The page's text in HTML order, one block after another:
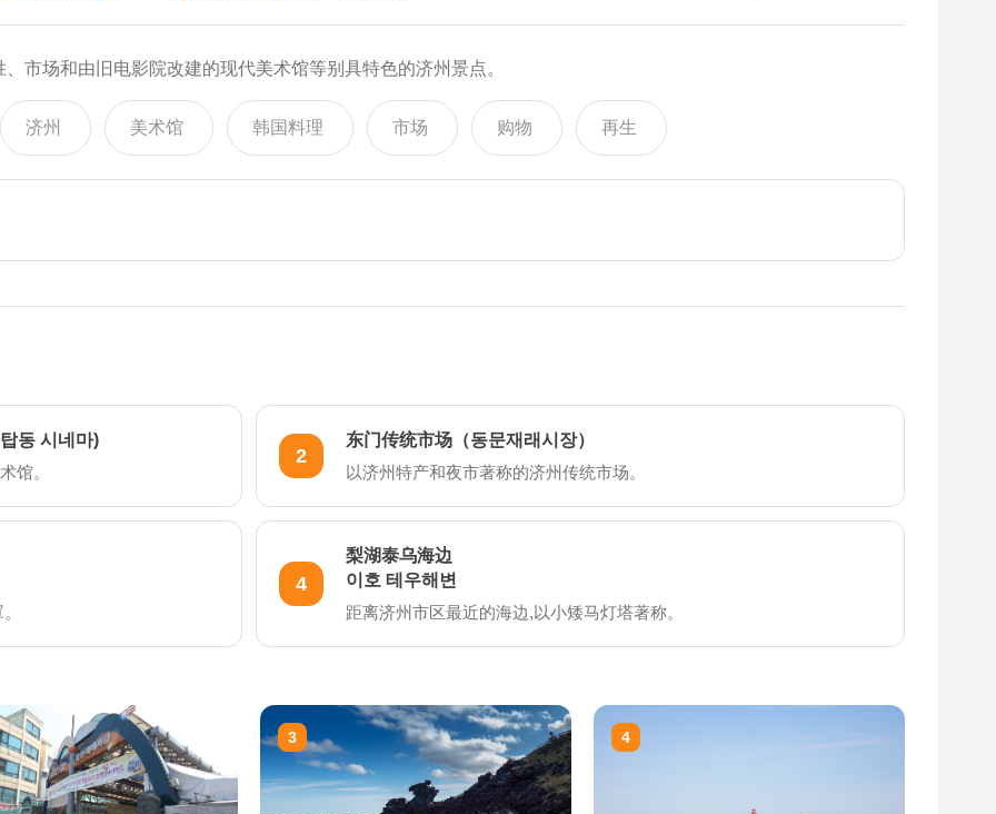
市场和由旧电影院改建的现代美术馆等别具特色的济州景点。
济州 美术馆 韩国料理 市场 购物 再生
동 시네마)
馆。
2
东门传统市场（동문재래시장）
以济州特产和夜市著称的济州传统市场。
4
梨湖泰乌海边
이호 테우해변
距离济州市区最近的海边,以小矮马灯塔著称。
3 4